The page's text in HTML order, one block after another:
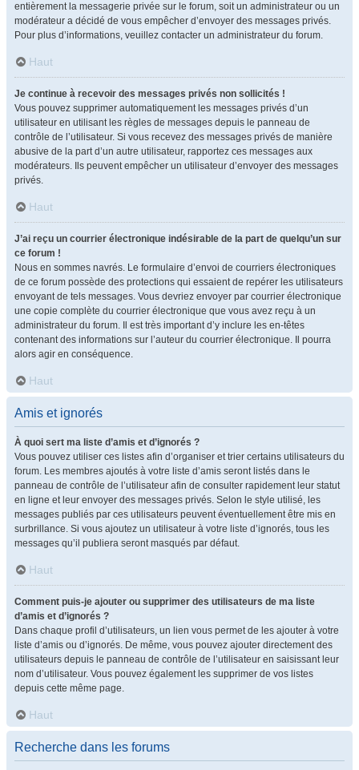
entièrement la messagerie privée sur le forum, soit un administrateur ou un
modérateur a décidé de vous empêcher d’envoyer des messages privés.
Pour plus d’informations, veuillez contacter un administrateur du forum.
Haut
Je continue à recevoir des messages privés non sollicités !
Vous pouvez supprimer automatiquement les messages privés d’un
utilisateur en utilisant les règles de messages depuis le panneau de
contrôle de l’utilisateur. Si vous recevez des messages privés de manière
abusive de la part d’un autre utilisateur, rapportez ces messages aux
modérateurs. Ils peuvent empêcher un utilisateur d’envoyer des messages
privés.
Haut
J’ai reçu un courrier électronique indésirable de la part de quelqu’un sur
ce forum !
Nous en sommes navrés. Le formulaire d’envoi de courriers électroniques
de ce forum possède des protections qui essaient de repérer les utilisateurs
envoyant de tels messages. Vous devriez envoyer par courrier électronique
une copie complète du courrier électronique que vous avez reçu à un
administrateur du forum. Il est très important d’y inclure les en-têtes
contenant des informations sur l’auteur du courrier électronique. Il pourra
alors agir en conséquence.
Haut
Amis et ignorés
À quoi sert ma liste d’amis et d’ignorés ?
Vous pouvez utiliser ces listes afin d’organiser et trier certains utilisateurs du
forum. Les membres ajoutés à votre liste d’amis seront listés dans le
panneau de contrôle de l’utilisateur afin de consulter rapidement leur statut
en ligne et leur envoyer des messages privés. Selon le style utilisé, les
messages publiés par ces utilisateurs peuvent éventuellement être mis en
surbrillance. Si vous ajoutez un utilisateur à votre liste d’ignorés, tous les
messages qu’il publiera seront masqués par défaut.
Haut
Comment puis-je ajouter ou supprimer des utilisateurs de ma liste
d’amis et d’ignorés ?
Dans chaque profil d’utilisateurs, un lien vous permet de les ajouter à votre
liste d’amis ou d’ignorés. De même, vous pouvez ajouter directement des
utilisateurs depuis le panneau de contrôle de l’utilisateur en saisissant leur
nom d’utilisateur. Vous pouvez également les supprimer de vos listes
depuis cette même page.
Haut
Recherche dans les forums